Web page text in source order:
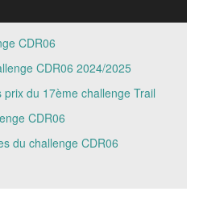
CDR06
CDR06 2024/2025
prix du 17ème challenge Trail
CDR06
du challenge CDR06